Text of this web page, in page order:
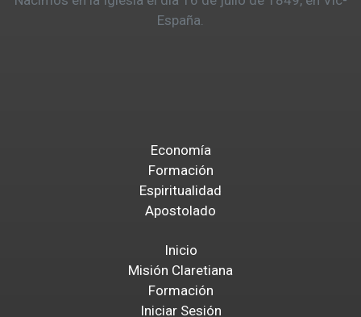
España.
Economía
Formación
Espiritualidad
Apostolado
Inicio
Misión Claretiana
Formación
Iniciar Sesión